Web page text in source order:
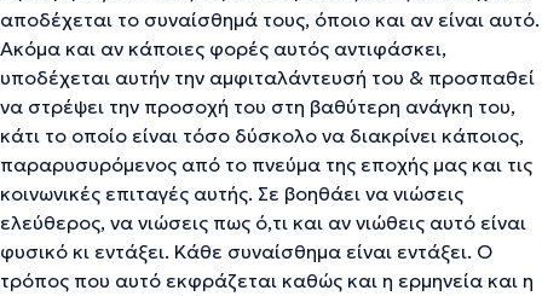
αποδέχεται το συναίσθημά τους, όποιο και αν είναι αυτό.
Ακόμα και αν κάποιες φορές αυτός αντιφάσκει,
υποδέχεται αυτήν την αμφιταλάντευσή του & προσπαθεί
να στρέψει την προσοχή του στη βαθύτερη ανάγκη του,
κάτι το οποίο είναι τόσο δύσκολο να διακρίνει κάποιος,
παραρυσυρόμενος από το πνεύμα της εποχής μας και τις
κοινωνικές επιταγές αυτής. Σε βοηθάει να νιώσεις
ελεύθερος, να νιώσεις πως ό,τι και αν νιώθεις αυτό είναι
φυσικό κι εντάξει. Κάθε συναίσθημα είναι εντάξει. Ο
τρόπος που αυτό εκφράζεται καθώς και η ερμηνεία και η